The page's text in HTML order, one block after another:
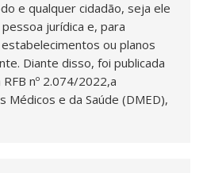
e qualquer cidadão, seja ele
jurídica e, para
ou planos
Diante disso, foi publicada
nº 2.074/2022,a
Médicos e da Saúde (DMED),